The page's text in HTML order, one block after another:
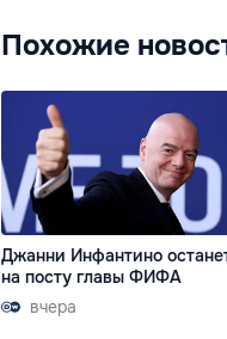
Похожие
Джанни Инфантино
на посту главы ФИФА
вчера